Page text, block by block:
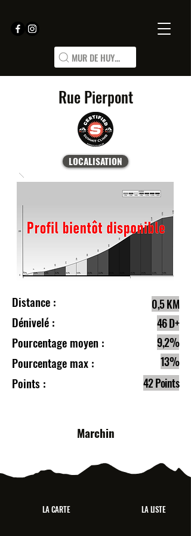
MUR DE HUY...
Rue Pierpont
LOCALISATION
Distance :
Dénivelé :
Pourcentage moyen :
Pourcentage max :
Points :
0,5 KM
46 D+
9,2%
13%
42 Points
Marchin
LA CARTE LA LISTE